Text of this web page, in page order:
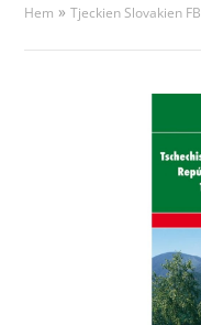
Hem »Tjeckien Slovakien FB